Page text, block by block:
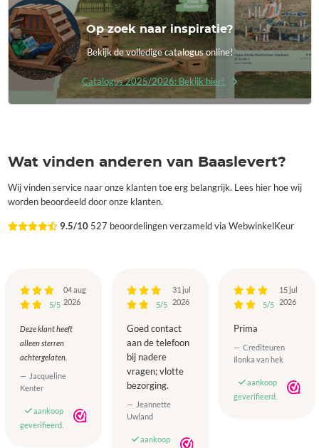
Op zoek naar inspiratie?
Bekijk de volledige catalogus online!
Catalogus 2025/2026: Bekijk hier!
Wat vinden anderen van Baaslevert?
Wij vinden service naar onze klanten toe erg belangrijk. Lees hier hoe wij
worden beoordeeld door onze klanten.
9.5/10 527 beoordelingen verzameld via WebwinkelKeur
5/5
04 aug
2026
Deze klant heeft
alleen sterren
achtergelaten.
Jacqueline
Kenter
aankoop
geverifieerd.
5/5
31 jul
2026
Goed contact
aan de telefoon
bij nadere
vragen; vlotte
bezorging.
Jeannette
Uwland
aankoop
5/5
15 jul
2026
Prima
Crediteuren
Ilonka van hek
aankoop
geverifieerd.